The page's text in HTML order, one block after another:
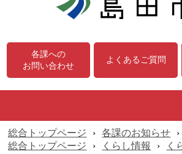
各課への
お問い合わせ
よくあるご質問
総合トップページ › 各課のお知らせ ›
総合トップページ
› くらし情報 › く